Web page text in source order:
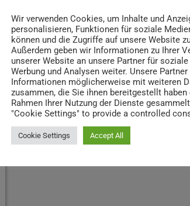
Wir verwenden Cookies, um Inhalte und
personalisieren, Funktionen für soziale
können und die Zugriffe auf unsere Website
Außerdem geben wir Informationen zu Ihrer
unserer Website an unsere Partner für
Werbung und Analysen weiter. Unsere
Informationen möglicherweise mit weiteren
zusammen, die Sie ihnen bereitgestellt
Rahmen Ihrer Nutzung der Dienste
"Cookie Settings" to provide a controlled
Cookie Settings Accept All